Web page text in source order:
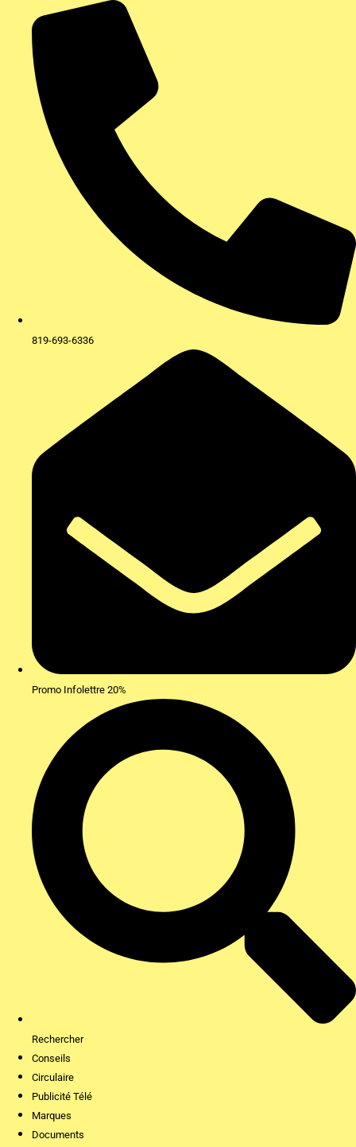
contenu
819-693-6336
Promo Infolettre 20%
Rechercher
Conseils
Circulaire
Publicité Télé
Marques
Documents